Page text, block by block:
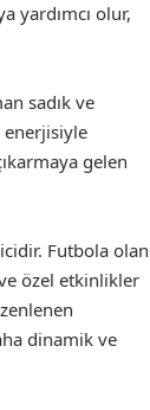
yardımcı olur,
sadık ve
enerjisiyle
gelen
Futbola olan
özel etkinlikler
dinamik ve